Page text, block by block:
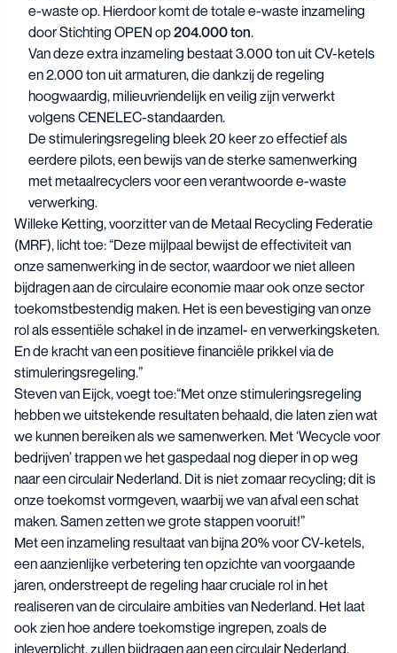
e-waste op. Hierdoor komt de totale e-waste inzameling
door Stichting OPEN op204.000 ton.
Van deze extra inzameling bestaat 3.000 ton uit CV-ketels
en 2.000 ton uit armaturen, die dankzij de regeling
hoogwaardig, milieuvriendelijk en veilig zijn verwerkt
volgens CENELEC-standaarden.
De stimuleringsregeling bleek 20 keer zo effectief als
eerdere pilots, een bewijs van de sterke samenwerking
met metaalrecyclers voor een verantwoorde e-waste
verwerking.
Willeke Ketting, voorzitter van de Metaal Recycling Federatie
(MRF), licht toe: “Deze mijlpaal bewijst de effectiviteit van
onze samenwerking in de sector, waardoor we niet alleen
bijdragen aan de circulaire economie maar ook onze sector
toekomstbestendig maken. Het is een bevestiging van onze
rol als essentiële schakel in de inzamel- en verwerkingsketen.
En de kracht van een positieve financiële prikkel via de
stimuleringsregeling.”
Steven van Eijck, voegt toe:“Met onze stimuleringsregeling
hebben we uitstekende resultaten behaald, die laten zien wat
we kunnen bereiken als we samenwerken. Met ‘Wecycle voor
bedrijven’ trappen we het gaspedaal nog dieper in op weg
naar een circulair Nederland. Dit is niet zomaar recycling; dit is
onze toekomst vormgeven, waarbij we van afval een schat
maken. Samen zetten we grote stappen vooruit!”
Met een inzameling resultaat van bijna 20% voor CV-ketels,
een aanzienlijke verbetering ten opzichte van voorgaande
jaren, onderstreept de regeling haar cruciale rol in het
realiseren van de circulaire ambities van Nederland. Het laat
ook zien hoe andere toekomstige ingrepen, zoals de
inleverplicht, zullen bijdragen aan een circulair Nederland.